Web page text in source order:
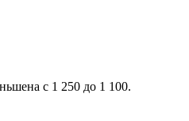
с 1 250 до 1 100.